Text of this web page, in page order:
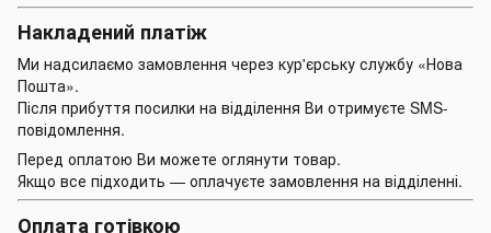
Накладений платіж
Ми надсилаємо замовлення через кур'єрську службу «Нова
Пошта».
Після прибуття посилки на відділення Ви отримуєте SMS-
повідомлення.
Перед оплатою Ви можете оглянути товар.
Якщо все підходить — оплачуєте замовлення на відділенні.
Оплата готівкою